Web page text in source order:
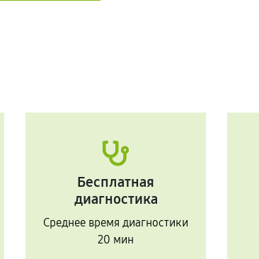
Бесплатная
диагностика
Среднее время диагностики
20 мин